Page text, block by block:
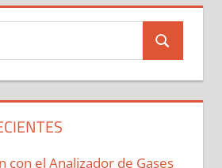
Buscar
con el Analizador de Gases